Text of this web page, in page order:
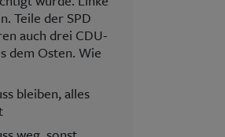
Teile der SPD
auch drei CDU-
dem Osten. Wie
bleiben, alles